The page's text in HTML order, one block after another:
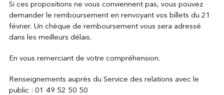
Si ces propositions ne vous conviennent pas, vous pouvez
demander le remboursement en renvoyant vos billets du 21
février. Un chèque de remboursement vous sera adressé
dans les meilleurs délais.
En vous remerciant de votre compréhension.
Renseignements auprès du Service des relations avec le
public : 01 49 52 50 50